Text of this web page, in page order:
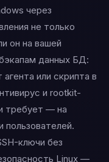
через
не только
он на вашей
данных БД:
или скрипта в
и rootkit-
требует — на
ключи без
Linux —